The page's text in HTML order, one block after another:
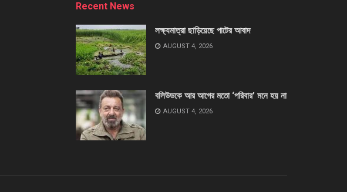
Recent News
লক্ষ্যমাত্রা ছাড়িয়েছে পাটের আবাদ
AUGUST 4, 2026
বলিউডকে আর আগের মতো ‘পরিবার’ মনে হয় না
AUGUST 4, 2026